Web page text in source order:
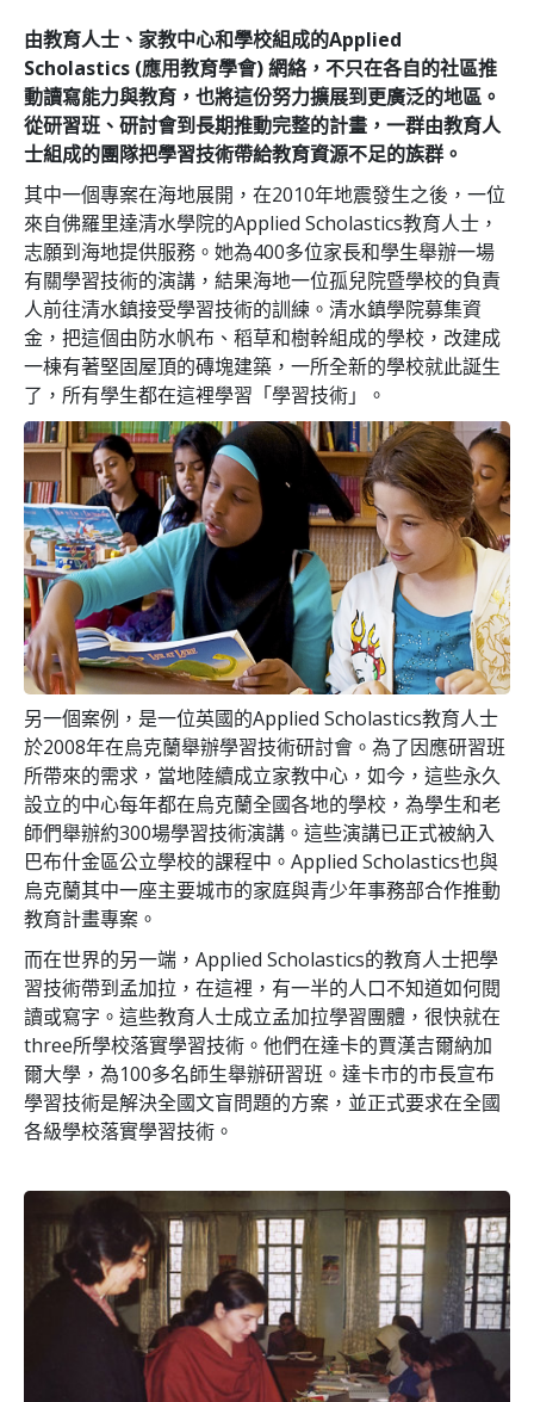
由教育人士、家教中心和學校組成的Applied
Scholastics (應用教育學會) 網絡，不只在各自的社區推
動讀寫能力與教育，也將這份努力擴展到更廣泛的地區。
從研習班、研討會到長期推動完整的計畫，一群由教育人
士組成的團隊把學習技術帶給教育資源不足的族群。
其中一個專案在海地展開，在2010年地震發生之後，一位
來自佛羅里達清水學院的Applied Scholastics教育人士，
志願到海地提供服務。她為400多位家長和學生舉辦一場
有關學習技術的演講，結果海地一位孤兒院暨學校的負責
人前往清水鎮接受學習技術的訓練。清水鎮學院募集資
金，把這個由防水帆布、稻草和樹幹組成的學校，改建成
一棟有著堅固屋頂的磚塊建築，一所全新的學校就此誕生
了，所有學生都在這裡學習「學習技術」。
另一個案例，是一位英國的Applied Scholastics教育人士
於2008年在烏克蘭舉辦學習技術研討會。為了因應研習班
所帶來的需求，當地陸續成立家教中心，如今，這些永久
設立的中心每年都在烏克蘭全國各地的學校，為學生和老
師們舉辦約300場學習技術演講。這些演講已正式被納入
巴布什金區公立學校的課程中。Applied Scholastics也與
烏克蘭其中一座主要城市的家庭與青少年事務部合作推動
教育計畫專案。
而在世界的另一端，Applied Scholastics的教育人士把學
習技術帶到孟加拉，在這裡，有一半的人口不知道如何閱
讀或寫字。這些教育人士成立孟加拉學習團體，很快就在
three所學校落實學習技術。他們在達卡的賈漢吉爾納加
爾大學，為100多名師生舉辦研習班。達卡市的市長宣布
學習技術是解決全國文盲問題的方案，並正式要求在全國
各級學校落實學習技術。